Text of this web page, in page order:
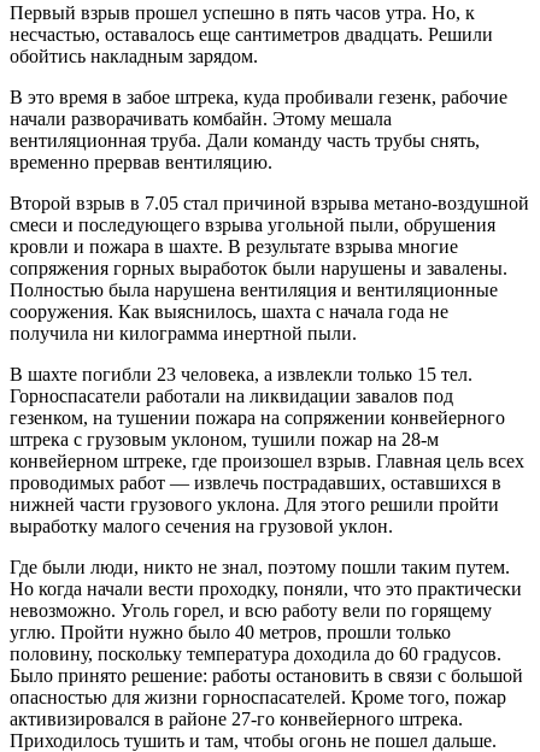
Первый взрыв прошел успешно в пять часов утра. Но, к
несчастью, оставалось еще сантиметров двадцать. Решили
обойтись накладным зарядом.
В это время в забое штрека, куда пробивали гезенк, рабочие
начали разворачивать комбайн. Этому мешала
вентиляционная труба. Дали команду часть трубы снять,
временно прервав вентиляцию.
Второй взрыв в 7.05 стал причиной взрыва метано-воздушной
смеси и последующего взрыва угольной пыли, обрушения
кровли и пожара в шахте. В результате взрыва многие
сопряжения горных выработок были нарушены и завалены.
Полностью была нарушена вентиляция и вентиляционные
сооружения. Как выяснилось, шахта с начала года не
получила ни килограмма инертной пыли.
В шахте погибли 23 человека, а извлекли только 15 тел.
Горноспасатели работали на ликвидации завалов под
гезенком, на тушении пожара на сопряжении конвейерного
штрека с грузовым уклоном, тушили пожар на 28-м
конвейерном штреке, где произошел взрыв. Главная цель всех
проводимых работ — извлечь пострадавших, оставшихся в
нижней части грузового уклона. Для этого решили пройти
выработку малого сечения на грузовой уклон.
Где были люди, никто не знал, поэтому пошли таким путем.
Но когда начали вести проходку, поняли, что это практически
невозможно. Уголь горел, и всю работу вели по горящему
углю. Пройти нужно было 40 метров, прошли только
половину, поскольку температура доходила до 60 градусов.
Было принято решение: работы остановить в связи с большой
опасностью для жизни горноспасателей. Кроме того, пожар
активизировался в районе 27-го конвейерного штрека.
Приходилось тушить и там, чтобы огонь не пошел дальше.